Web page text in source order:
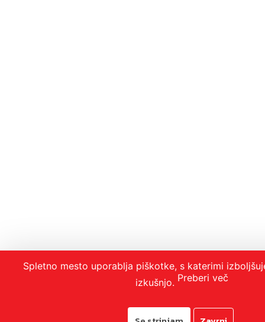
Spletno mesto uporablja piškotke, s katerimi
izkušnjo. Preberi več